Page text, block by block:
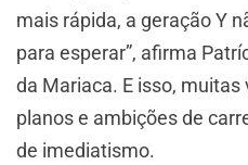
mais rápida, a geração Y
para esperar”, afirma
da Mariaca. E isso,
planos e ambições de
de imediatismo.